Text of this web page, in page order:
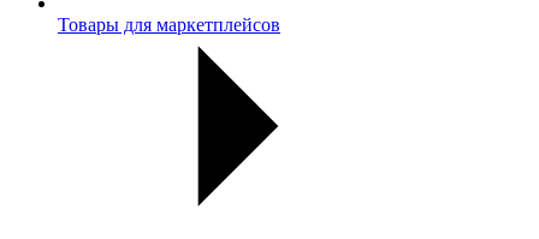
Товары для маркетплейсов